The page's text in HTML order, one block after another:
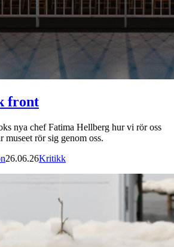
front
nya chef Fatima Hellberg hur vi rör oss
museet rör sig genom oss.
26.06.26Kritikk